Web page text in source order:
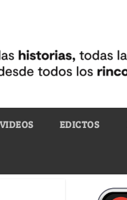
VIDEOS EDICTOS